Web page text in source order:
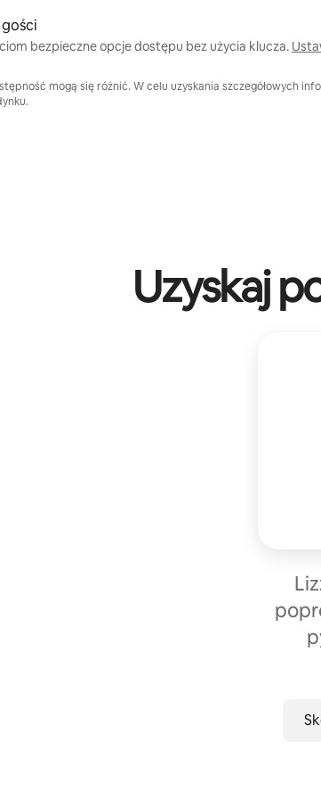
bezpieczne opcje dostępu bez użycia klucza.
mogą się różnić. W celu uzyskania szczegółowych
Uzyskaj